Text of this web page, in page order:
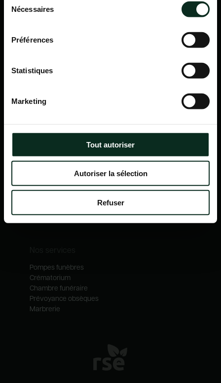
Nécessaires
Préférences
Statistiques
Marketing
Tout autoriser
Autoriser la sélection
Refuser
P.F.C.A Pompes Funèbres des Communes Associées
Itinéraire
Navigation
Qui sommes-nous ?
Notre catalogue
Nos métiers
Pompes funèbres
Crématorium
Chambre funéraire
Prévoyance obsèques
Marbrerie